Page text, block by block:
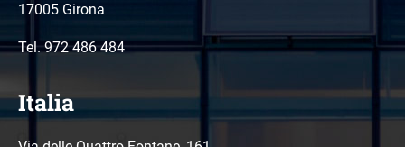
17005 Girona
Tel.972 486 484
Italia